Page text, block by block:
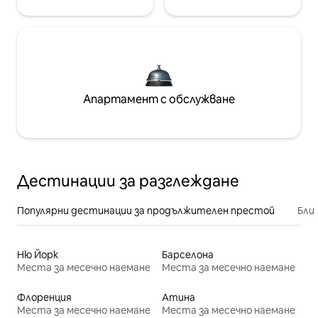
Апартамент с обслужване
Дестинации за разглеждане
Популярни дестинации за продължителен престой
Ню Йорк
Места за месечно наемане
Барселона
Места за месечно наемане
Флоренция
Места за месечно наемане
Атина
Места за месечно наемане